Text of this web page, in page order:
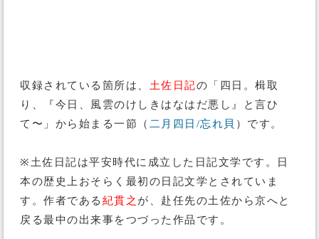
収録されている箇所は、 土佐日記の「四日。楫取
り、『今日、風雲のけしきはなはだ悪し』と言ひ
て〜」から始まる一節（ 二月四日/忘れ貝 ）です。
※土佐日記は平安時代に成立した日記文学です。日
本の歴史上おそらく最初の日記文学とされていま
す。作者である 紀貫之 が、赴任先の土佐から京へと
戻る最中の出来事をつづった作品です。